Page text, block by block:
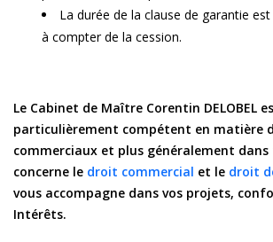
La durée de la clause de garantie
à compter de la cession.
Le Cabinet de Maître Corentin DELOBEL
particulièrement compétent en matière
commerciaux et plus généralement
concerne le droit commercial et le droit
vous accompagne dans vos projets,
Intérêts.